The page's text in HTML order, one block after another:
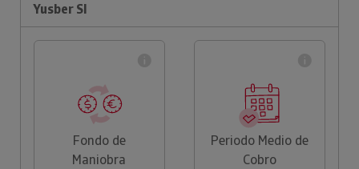
Yusber Sl
Fondo de
Maniobra
Periodo Medio de
Cobro